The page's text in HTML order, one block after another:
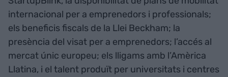
internacional per a emprenedors i professionals;
els beneficis fiscals de la Llei Beckham; la
presència del visat per a emprenedors; l’accés al
mercat únic europeu; els lligams amb l’Amèrica
Llatina, i el talent produït per universitats i centres